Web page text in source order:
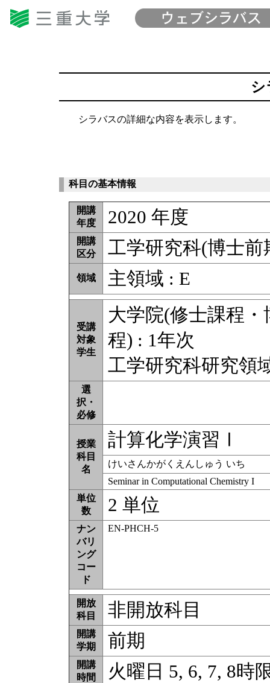
シ
シラバスの詳細な内容を表示します。
科目の基本情報
開講
年度
2020 年度
開講
区分
工学研究科(博士
領域 主領域 : E
受講
対象
学生
大学院(修士課程
程) : 1年次
工学研究科研究領
選
択・
必修
授業
科目
名
計算化学演習Ⅰ
けいさんかがくえんしゅう いち
Seminar in Computational Chemistry I
単位
数
2 単位
ナン
バリ
ング
コー
ド
EN-PHCH-5
開放
科目
非開放科目
開講
学期
前期
開講
時間
火曜日 5, 6, 7, 8時